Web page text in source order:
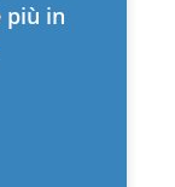
più in